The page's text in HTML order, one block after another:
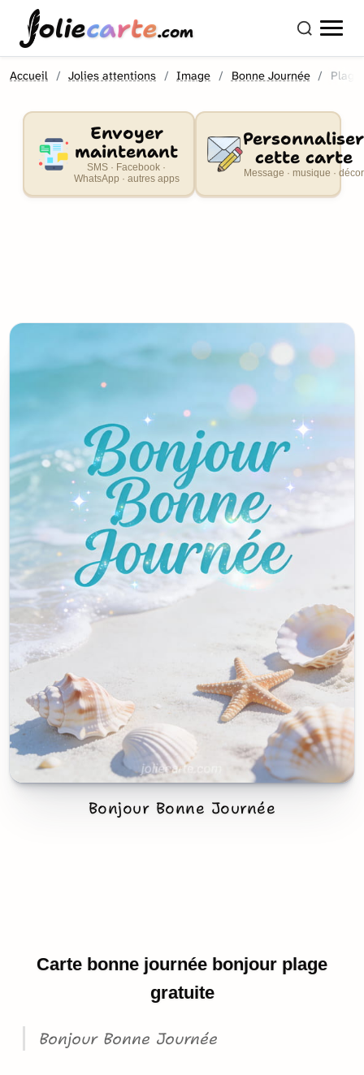
oliecarte.com
Accueil Jolies attentions Image Bonne Journée Plage
Envoyer
maintenant
SMS · Facebook ·
WhatsApp · autres apps
Personnaliser
cette carte
Message · musique · décor
Bonjour Bonne Journée
Carte bonne journée bonjour plage
gratuite
Bonjour Bonne Journée